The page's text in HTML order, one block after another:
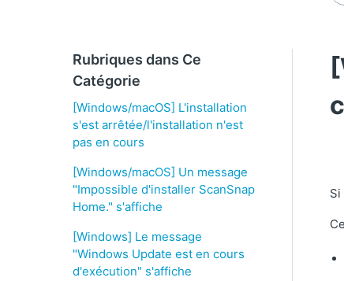
Rubriques dans Ce
Catégorie
[Windows/macOS] L'installation
s'est arrêtée/l'installation n'est
pas en cours
[Windows/macOS] Un message
"Impossible d'installer ScanSnap
Home." s'affiche
[Windows] Le message
"Windows Update est en cours
d'exécution" s'affiche